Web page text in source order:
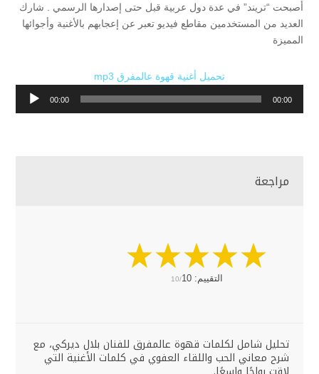
أصبحت “تريند” في عدة دول عربية قبل حتى إصدارها الرسمي
شارك
العديد من المستخدمين مقاطع فيديو تعبر عن إعجابهم بالأغنية وأجوائها
المميزة
تحميل أغنية قهوة عالمفرق mp3
00:00 00:00
مراجعة
التقييم: 10/10
تحليل شامل لكلمات قهوة عالمفرق للفنان بلال ديركي، مع
شرح معاني الحب واللقاء العفوي في كلمات الأغنية التي